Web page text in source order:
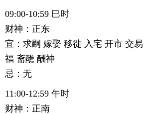
09:00-10:59 巳时
财神：正东
宜：求嗣 嫁娶 移徙 入宅 开市 交
福 斋醮 酬神
忌：无
11:00-12:59 午时
财神：正南